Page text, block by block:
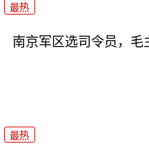
最热
南京军区选司令员，
最热